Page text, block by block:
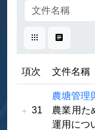
卡片式表格式
項次 文件名稱
31
農塘管理
農業用た
運用につ